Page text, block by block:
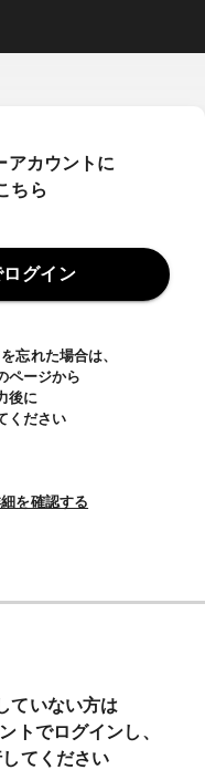
アカウントに
ちら
グイン
忘れた場合は、
ページから
後に
ください
を確認する
ていない方は
トでログインし、
てください